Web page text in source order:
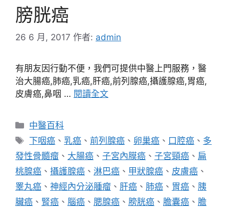
膀胱癌
26 6 月, 2017 作者: admin
有朋友因行動不便，我們可提供中醫上門服務，醫
治大腸癌,肺癌,乳癌,肝癌,前列腺癌,攝護腺癌,胃癌,
皮膚癌,鼻咽 … 閱讀全文
分
類
中醫百科
標
籤
下咽癌 、 乳癌 、前列腺癌 、 卵巢癌 、 口腔癌 、 多
發性骨髓瘤 、 大腸癌 、 子宮內膜癌 、 子宮頸癌 、 扁
桃腺癌 、 攝護腺癌 、 淋巴癌 、 甲狀腺癌 、 皮膚癌 、
睪丸癌 、 神經內分泌腫瘤 、 肝癌 、 肺癌 、 胃癌 、 胰
臟癌 、 腎癌 、 腦癌 、 腮腺癌 、 膀胱癌 、 膽囊癌 、 膽